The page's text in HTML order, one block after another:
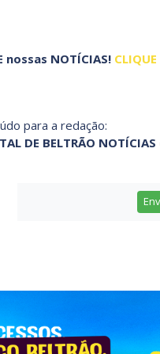
nossas NOTÍCIAS!
para a redação:
DE BELTRÃO NOTÍCIAS